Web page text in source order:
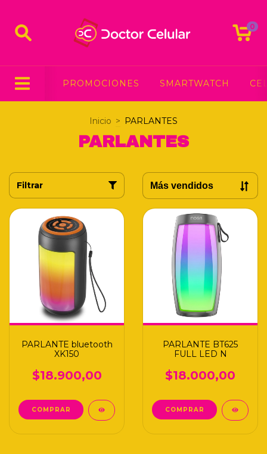
0
PROMOCIONES SMARTWATCH
Inicio > PARLANTES
PARLANTES
Filtrar
PARLANTE bluetooth
XK150
$18.900,00
PARLANTE BT625
FULL LED N
$18.000,00